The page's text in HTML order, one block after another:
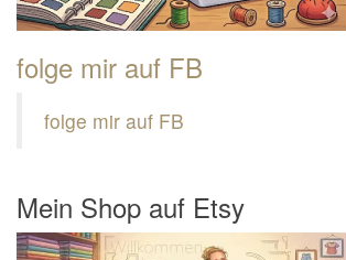
folge mir auf FB
folge mir auf FB
Mein Shop auf Etsy